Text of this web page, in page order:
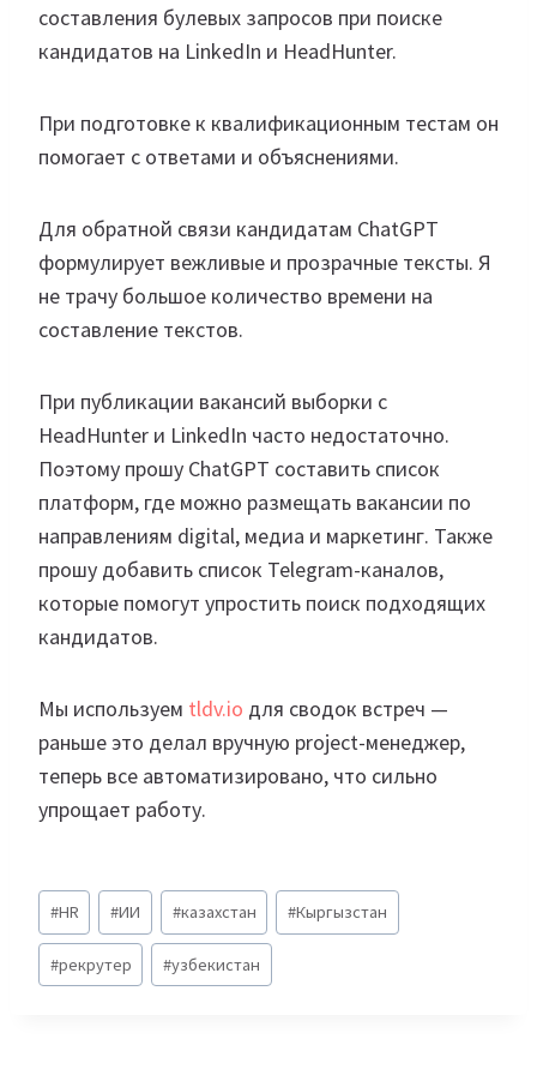
составления булевых запросов при поиске
кандидатов на LinkedIn и HeadHunter.
При подготовке к квалификационным тестам он
помогает с ответами и объяснениями.
Для обратной связи кандидатам ChatGPT
формулирует вежливые и прозрачные тексты. Я
не трачу большое количество времени на
составление текстов.
При публикации вакансий выборки с
HeadHunter и LinkedIn часто недостаточно.
Поэтому прошу ChatGPT составить список
платформ, где можно размещать вакансии по
направлениям digital, медиа и маркетинг. Также
прошу добавить список Telegram-каналов,
которые помогут упростить поиск подходящих
кандидатов.
Мы используем tldv.io для сводок встреч —
раньше это делал вручную project-менеджер,
теперь все автоматизировано, что сильно
упрощает работу.
Метки
записи:
#HR #ИИ #казахстан #Кыргызстан
#рекрутер #узбекистан